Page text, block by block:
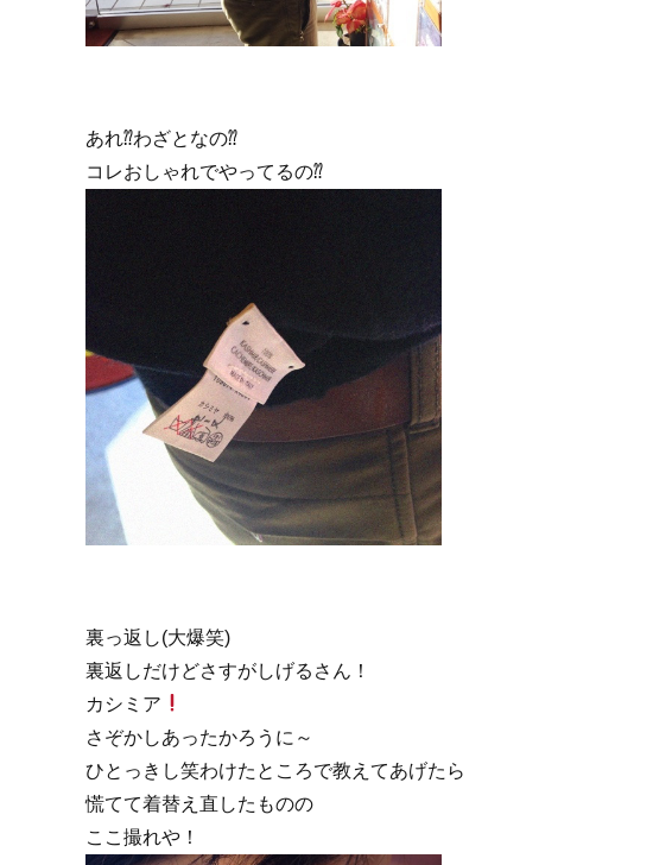
あれ⁇わざとなの⁇
コレおしゃれでやってるの⁇
裏っ返し(大爆笑)
裏返しだけどさすがしげるさん！
カシミア
さぞかしあったかろうに～
ひとっきし笑わけたところで教えてあげたら
慌てて着替え直したものの
ここ撮れや！